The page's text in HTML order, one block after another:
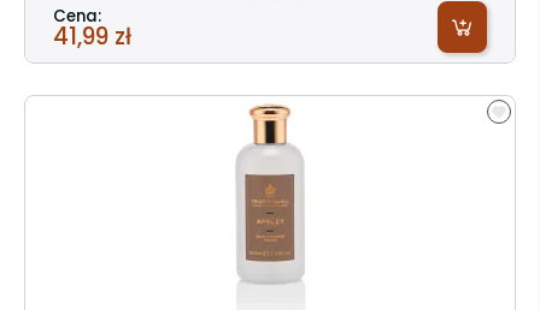
Cena:
41,99 zł